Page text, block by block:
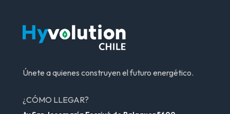
Únete a quienes construyen el futuro energético.
¿CÓMO LLEGAR?